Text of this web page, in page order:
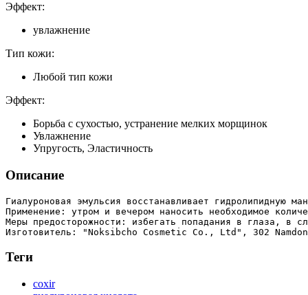
Эффект:
увлажнение
Тип кожи:
Любой тип кожи
Эффект:
Борьба с сухостью, устранение мелких морщинок
Увлажнение
Упругость, Эластичность
Описание
Гиалуроновая эмульсия восстанавливает гидролипидную
Применение: утром и вечером наносить необходимое
Меры предосторожности: избегать попадания в глаза, в
Теги
coxir